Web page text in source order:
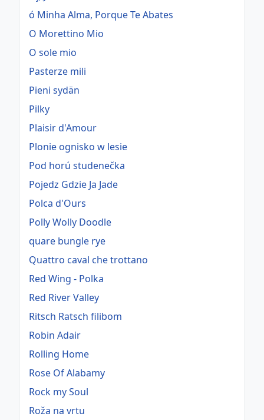
ó Minha Alma, Porque Te Abates
O Morettino Mio
O sole mio
Pasterze mili
Pieni sydän
Pilky
Plaisir d'Amour
Plonie ognisko w lesie
Pod horú studenečka
Pojedz Gdzie Ja Jade
Polca d'Ours
Polly Wolly Doodle
quare bungle rye
Quattro caval che trottano
Red Wing - Polka
Red River Valley
Ritsch Ratsch filibom
Robin Adair
Rolling Home
Rose Of Alabamy
Rock my Soul
Roža na vrtu